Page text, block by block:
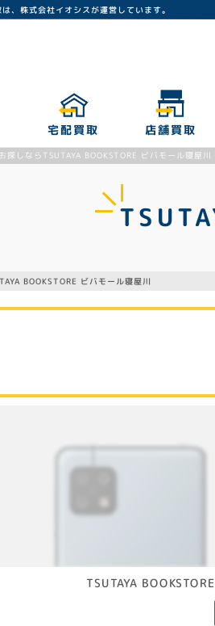
、株式会社イオシスが運営しています。
宅配買取 店舗買取
しならTSUTAYA BOOKSTORE ビバモール寝屋川
BOOKSTORE ビバモール寝屋川
TSUTAYA